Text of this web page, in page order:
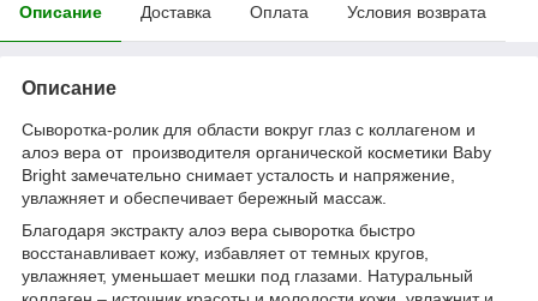
Описание Доставка Оплата Условия возврата
Описание
Сыворотка-ролик для области вокруг глаз с коллагеном и
алоэ вера от производителя органической косметики Baby
Bright замечательно снимает усталость и напряжение,
увлажняет и обеспечивает бережный массаж.
Благодаря экстракту алоэ вера сыворотка быстро
восстанавливает кожу, избавляет от темных кругов,
увлажняет, уменьшает мешки под глазами. Натуральный